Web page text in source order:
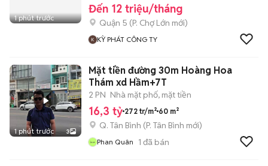
1 phút trước
Đến 12 triệu/tháng
Quận 5 (P. Chợ Lớn mới)
KỲ PHÁT CÔNG TY
1 phút trước 3
Mặt tiền đường 30m Hoàng Hoa
Thám xd Hầm+7T
2 PN Nhà mặt phố, mặt tiền
16,3 tỷ 272 tr/m² 60 m²
Q. Tân Bình (P. Tân Bình mới)
Phan Quân 1 đã bán